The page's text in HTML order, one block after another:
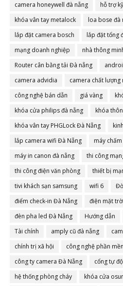
camera honeywell đà nẵng
hỗ trợ
khóa vân tay metalock
loa bose đà
lắp đặt camera bosch
lắp đặt tổng
mạng doanh nghiệp
nhà thông
Router cân bằng tải Đà nẵng
camera advidia
camera chất lượng
công nghệ bán dẫn
giá vàng
khóa cửa philips đà nẵng
khóa
khóa vân tay PHGLock Đà Nẵng
lắp camera wifi Đà Nẵng
máy
máy in canon đà nẵng
thi công
thi công điện văn phòng
thiết bị
tivi khách sạn samsung
wifi 6
điểm check-in Đà Nẵng
điện mặt trời
đèn pha led Đà Nẵng
Hướng dẫn
Tài chính
amply cũ đà nẵng
chính trị xã hội
công nghệ phần
công ty camera Đà Nẵng
cổng tự
hệ thống phòng cháy
khóa cửa